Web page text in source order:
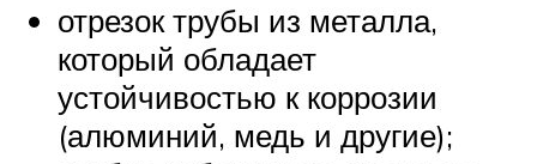
отрезок трубы из металла,
который обладает
устойчивостью к коррозии
(алюминий, медь и другие);